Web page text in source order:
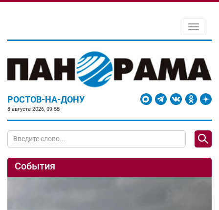
Toggle
РОСТОВ-НА-ДОНУ
8 августа 2026, 09:55
События